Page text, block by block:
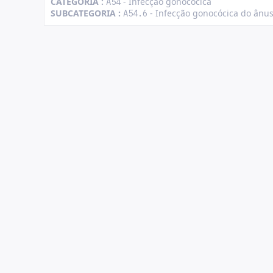
SUBCATEGORIA : A54.6 - Infecção gonocócica do